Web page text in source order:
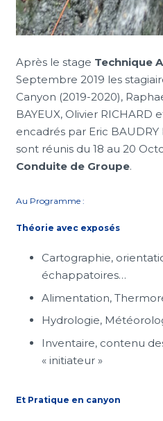
Après le stage Technique
Septembre 2019 les
Canyon (2019-2020),
BAYEUX, Olivier RICHARD
encadrés par Eric
sont réunis du 18 au 20
Conduite de Groupe.
Au Programme :
Théorie avec exposés
Cartographie,
échappatoires…
Alimentation,
Hydrologie,
Inventaire, contenu
« initiateur »
Et Pratique en canyon